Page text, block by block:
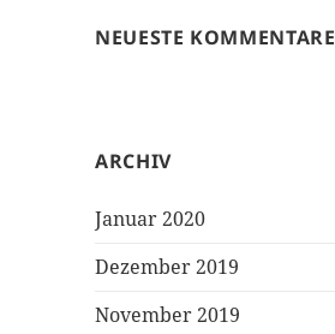
NEUESTE KOMMENTARE
ARCHIV
Januar 2020
Dezember 2019
November 2019